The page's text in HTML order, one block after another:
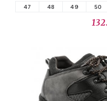
47 48 49 50